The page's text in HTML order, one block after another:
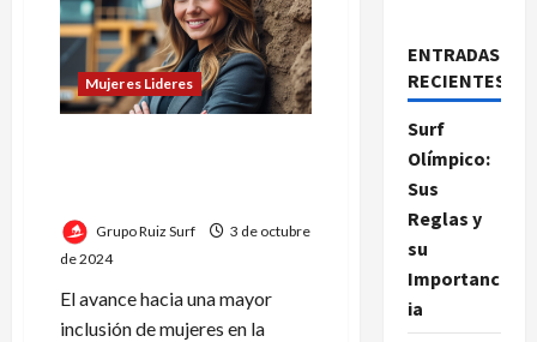
Mujeres Lideres
Grupo Ruiz Surf
3 de octubre
de 2024
El avance hacia una mayor
inclusión de mujeres en la
ENTRADAS
RECIENTES
Surf
Olímpico:
Sus
Reglas y
su
Importanc
ia